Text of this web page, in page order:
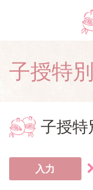
子授特
子授特
入力